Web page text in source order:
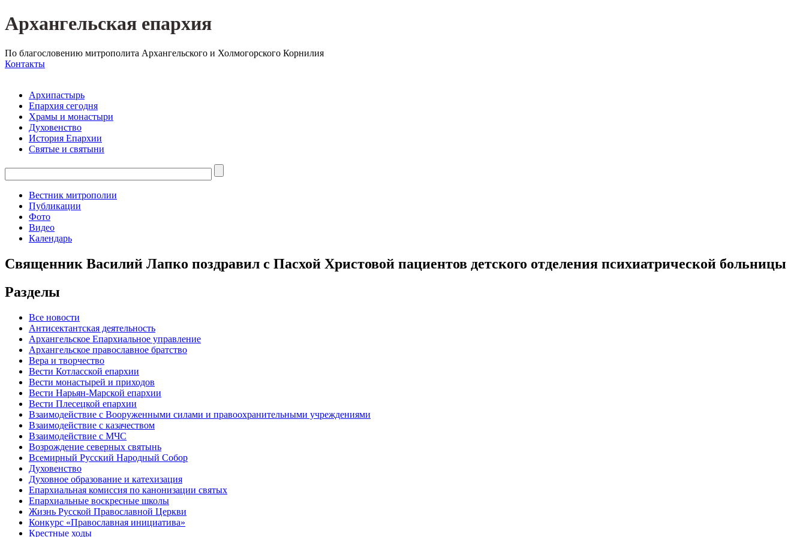
Архангельская епархия
По благословению митрополита Архангельского и Холмогорского Корнилия
Контакты
Архипастырь
Епархия сегодня
Храмы и монастыри
Духовенство
История Епархии
Святые и святыни
Вестник митрополии
Публикации
Фото
Видео
Календарь
Священник Василий Лапко поздравил с Пасхой Христовой пациентов детского отделения психиатрической больницы
Разделы
Все новости
Антисектантская деятельность
Архангельское Епархиальное управление
Архангельское православное братство
Вера и творчество
Вести Котласской епархии
Вести монастырей и приходов
Вести Нарьян-Марской епархии
Вести Плесецкой епархии
Взаимодействие с Вооруженными силами и правоохранительными учреждениями
Взаимодействие с казачеством
Взаимодействие с МЧС
Возрождение северных святынь
Всемирный Русский Народный Собор
Духовенство
Духовное образование и катехизация
Епархиальная комиссия по канонизации святых
Епархиальные воскресные школы
Жизнь Русской Православной Церкви
Конкурс «Православная инициатива»
Крестные ходы